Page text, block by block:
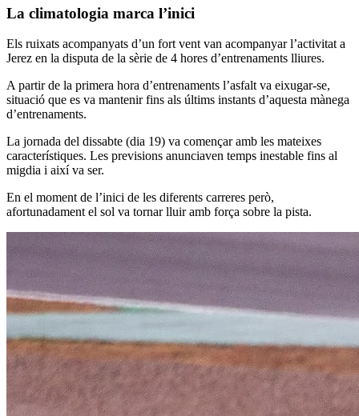
La climatologia marca l’inici
Els ruixats acompanyats d’un fort vent van acompanyar l’activitat a
Jerez en la disputa de la sèrie de 4 hores d’entrenaments lliures.
A partir de la primera hora d’entrenaments l’asfalt va eixugar-se,
situació que es va mantenir fins als últims instants d’aquesta mànega
d’entrenaments.
La jornada del dissabte (dia 19) va començar amb les mateixes
característiques. Les previsions anunciaven temps inestable fins al
migdia i així va ser.
En el moment de l’inici de les diferents carreres però,
afortunadament el sol va tornar lluir amb força sobre la pista.